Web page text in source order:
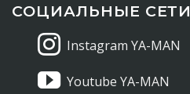
СОЦИАЛЬНЫЕ СЕТИ
Instagram YA-MAN
Youtube YA-MAN